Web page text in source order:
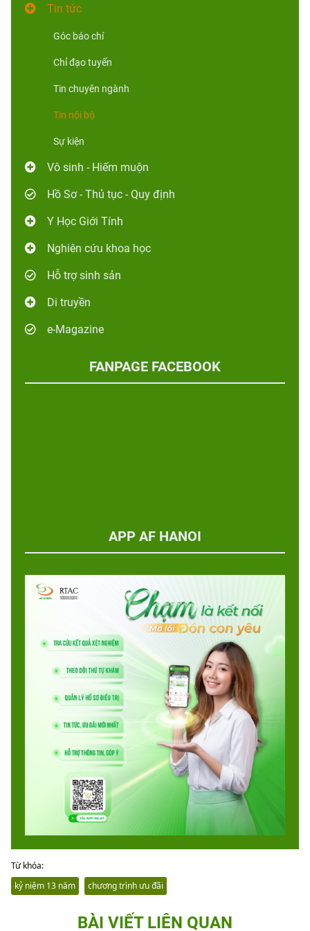
Tin tức
Góc báo chí
Chỉ đạo tuyến
Tin chuyên ngành
Tin nội bộ
Sự kiện
Vô sinh - Hiếm muộn
Hồ Sơ - Thủ tục - Quy định
Y Học Giới Tính
Nghiên cứu khoa học
Hỗ trợ sinh sản
Di truyền
e-Magazine
FANPAGE FACEBOOK
APP AF HANOI
Từ khóa:
kỷ niệm 13 năm
chương trình ưu đãi
BÀI VIẾT LIÊN QUAN